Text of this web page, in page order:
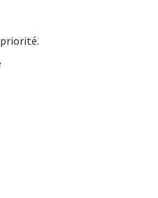
priorité.